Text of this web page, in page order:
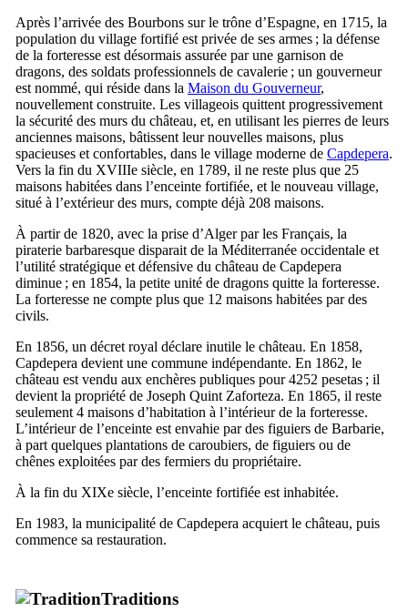
Après l’arrivée des Bourbons sur le trône d’Espagne, en 1715, la
population du village fortifié est privée de ses armes ; la défense
de la forteresse est désormais assurée par une garnison de
dragons, des soldats professionnels de cavalerie ; un gouverneur
est nommé, qui réside dans la Maison du Gouverneur,
nouvellement construite. Les villageois quittent progressivement
la sécurité des murs du château, et, en utilisant les pierres de leurs
anciennes maisons, bâtissent leur nouvelles maisons, plus
spacieuses et confortables, dans le village moderne de Capdepera.
Vers la fin du XVIIIe siècle, en 1789, il ne reste plus que 25
maisons habitées dans l’enceinte fortifiée, et le nouveau village,
situé à l’extérieur des murs, compte déjà 208 maisons.
À partir de 1820, avec la prise d’Alger par les Français, la
piraterie barbaresque disparait de la Méditerranée occidentale et
l’utilité stratégique et défensive du château de Capdepera
diminue ; en 1854, la petite unité de dragons quitte la forteresse.
La forteresse ne compte plus que 12 maisons habitées par des
civils.
En 1856, un décret royal déclare inutile le château. En 1858,
Capdepera devient une commune indépendante. En 1862, le
château est vendu aux enchères publiques pour 4252 pesetas ; il
devient la propriété de Joseph Quint Zaforteza. En 1865, il reste
seulement 4 maisons d’habitation à l’intérieur de la forteresse.
L’intérieur de l’enceinte est envahie par des figuiers de Barbarie,
à part quelques plantations de caroubiers, de figuiers ou de
chênes exploitées par des fermiers du propriétaire.
À la fin du XIXe siècle, l’enceinte fortifiée est inhabitée.
En 1983, la municipalité de Capdepera acquiert le château, puis
commence sa restauration.
Traditions